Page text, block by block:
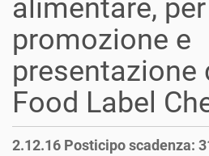
alimentare,
promozione e
presentazione
Food Label
2.12.16 Posticipo scadenza: